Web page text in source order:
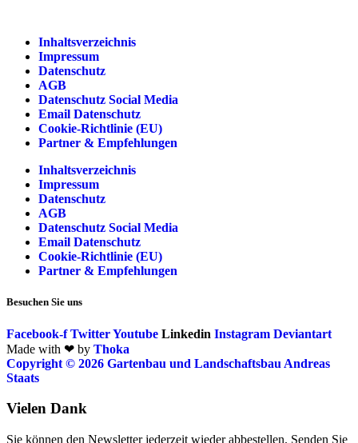
Inhaltsverzeichnis
Impressum
Datenschutz
AGB
Datenschutz Social Media
Email Datenschutz
Cookie-Richtlinie (EU)
Partner & Empfehlungen
Inhaltsverzeichnis
Impressum
Datenschutz
AGB
Datenschutz Social Media
Email Datenschutz
Cookie-Richtlinie (EU)
Partner & Empfehlungen
Besuchen Sie uns
Facebook-f TwitterYoutube Linkedin Instagram Deviantart
Made with ❤ by Thoka
Copyright © 2026 Gartenbau und Landschaftsbau Andreas
Staats
Vielen Dank
Sie können den Newsletter jederzeit wieder abbestellen. Senden Sie